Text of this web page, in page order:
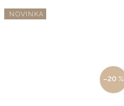
NOVINKA
–20 %